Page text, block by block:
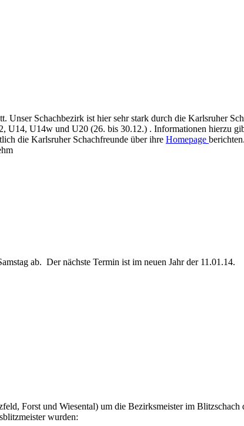
Unser Schachbezirk ist hier sehr stark durch die Karlsruher
U14, U14w und U20 (26. bis 30.12.) . Informationen hierzu
die Karlsruher Schachfreunde über ihre Homepage
ab. Der nächste Termin ist im neuen Jahr der 11.01.14.
Forst und Wiesental) um die Bezirksmeister im Blitzschach
wurden: